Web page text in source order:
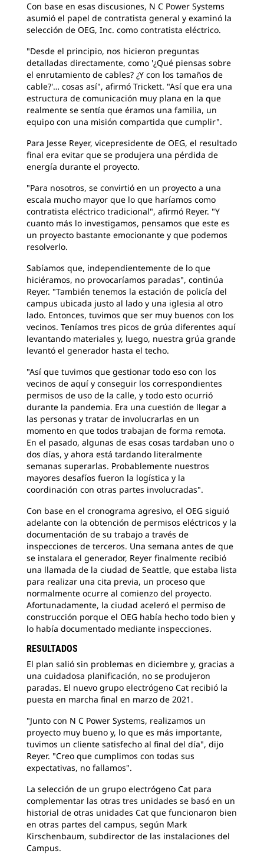
Con base en esas discusiones, N C Power Systems
asumió el papel de contratista general y examinó la
selección de OEG, Inc. como contratista eléctrico.
"Desde el principio, nos hicieron preguntas
detalladas directamente, como '¿Qué piensas sobre
el enrutamiento de cables? ¿Y con los tamaños de
cable?'… cosas así", afirmó Trickett. "Así que era una
estructura de comunicación muy plana en la que
realmente se sentía que éramos una familia, un
equipo con una misión compartida que cumplir".
Para Jesse Reyer, vicepresidente de OEG, el resultado
final era evitar que se produjera una pérdida de
energía durante el proyecto.
"Para nosotros, se convirtió en un proyecto a una
escala mucho mayor que lo que haríamos como
contratista eléctrico tradicional", afirmó Reyer. "Y
cuanto más lo investigamos, pensamos que este es
un proyecto bastante emocionante y que podemos
resolverlo.
Sabíamos que, independientemente de lo que
hiciéramos, no provocaríamos paradas", continúa
Reyer. "También tenemos la estación de policía del
campus ubicada justo al lado y una iglesia al otro
lado. Entonces, tuvimos que ser muy buenos con los
vecinos. Teníamos tres picos de grúa diferentes aquí
levantando materiales y, luego, nuestra grúa grande
levantó el generador hasta el techo.
"Así que tuvimos que gestionar todo eso con los
vecinos de aquí y conseguir los correspondientes
permisos de uso de la calle, y todo esto ocurrió
durante la pandemia. Era una cuestión de llegar a
las personas y tratar de involucrarlas en un
momento en que todos trabajan de forma remota.
En el pasado, algunas de esas cosas tardaban uno o
dos días, y ahora está tardando literalmente
semanas superarlas. Probablemente nuestros
mayores desafíos fueron la logística y la
coordinación con otras partes involucradas".
Con base en el cronograma agresivo, el OEG siguió
adelante con la obtención de permisos eléctricos y la
documentación de su trabajo a través de
inspecciones de terceros. Una semana antes de que
se instalara el generador, Reyer finalmente recibió
una llamada de la ciudad de Seattle, que estaba lista
para realizar una cita previa, un proceso que
normalmente ocurre al comienzo del proyecto.
Afortunadamente, la ciudad aceleró el permiso de
construcción porque el OEG había hecho todo bien y
lo había documentado mediante inspecciones.
RESULTADOS
El plan salió sin problemas en diciembre y, gracias a
una cuidadosa planificación, no se produjeron
paradas. El nuevo grupo electrógeno Cat recibió la
puesta en marcha final en marzo de 2021.
"Junto con N C Power Systems, realizamos un
proyecto muy bueno y, lo que es más importante,
tuvimos un cliente satisfecho al final del día", dijo
Reyer. "Creo que cumplimos con todas sus
expectativas, no fallamos".
La selección de un grupo electrógeno Cat para
complementar las otras tres unidades se basó en un
historial de otras unidades Cat que funcionaron bien
en otras partes del campus, según Mark
Kirschenbaum, subdirector de las instalaciones del
Campus.